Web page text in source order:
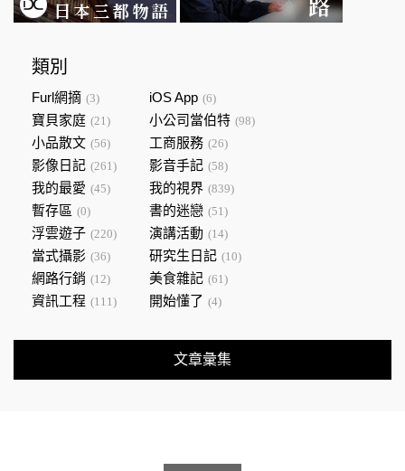
類別
Furl網摘 (3) iOS App (6)
寶貝家庭 (21) 小公司當伯特 (98)
小品散文 (56) 工商服務 (26)
影像日記 (261) 影音手記 (58)
我的最愛 (45) 我的視界 (839)
暫存區 (0) 書的迷戀 (51)
浮雲遊子 (220) 演講活動 (14)
當式攝影 (36) 研究生日記 (10)
網路行銷 (12) 美食雜記 (61)
資訊工程 (111) 開始懂了 (4)
文章彙集